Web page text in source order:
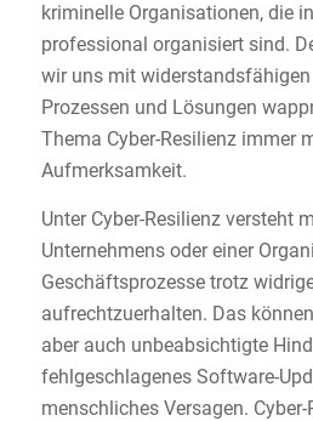
kriminelle Organisationen, die
professional organisiert sind.
wir uns mit
Prozessen und Lösungen
Thema Cyber-Resilienz immer
Aufmerksamkeit.
Unter Cyber-Resilienz versteht
Unternehmens oder einer
Geschäftsprozesse trotz
aufrechtzuerhalten. Das
aber auch unbeabsichtigte
fehlgeschlagenes Software-
menschliches Versagen.